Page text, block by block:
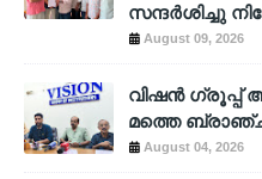
സന്ദർശിച്ചു
August 09, 2026
വിഷൻ ഗ്രൂപ്പ്
മത്തെ
August 04, 2026